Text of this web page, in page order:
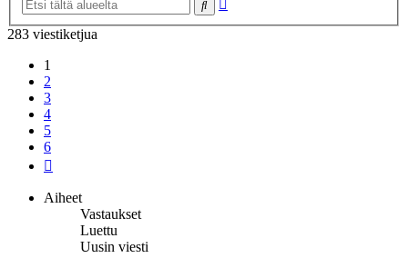
Etsi
283 viestiketjua
1
2
3
4
5
6
Aiheet
Vastaukset
Luettu
Uusin viesti